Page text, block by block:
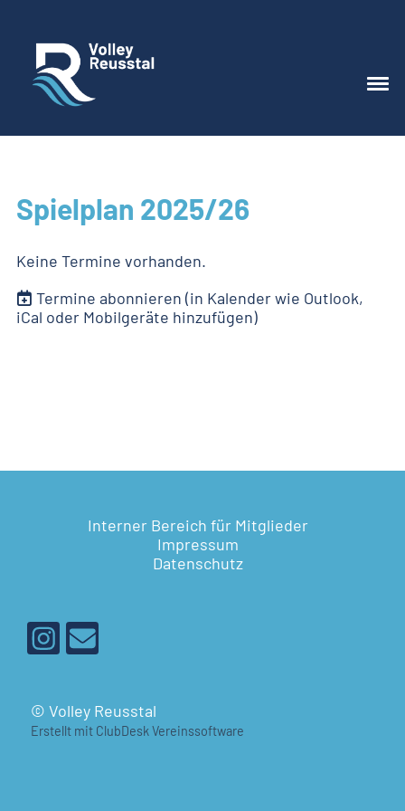
Spielplan 2025/26
Keine Termine vorhanden.
Termine abonnieren (in Kalender wie Outlook,
iCal oder Mobilgeräte hinzufügen)
Interner Bereich für Mitglieder
Impressum
Datenschutz
© Volley Reusstal
Erstellt mit ClubDesk Vereinssoftware